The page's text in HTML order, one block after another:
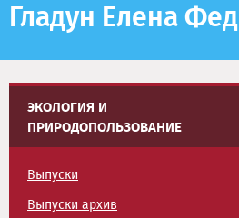
Гладун Елена
ЭКОЛОГИЯ И
ПРИРОДОПОЛЬЗОВАНИЕ
Выпуски
Выпуски архив